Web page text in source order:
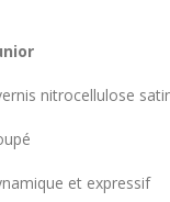
nitrocellulose
et expressif